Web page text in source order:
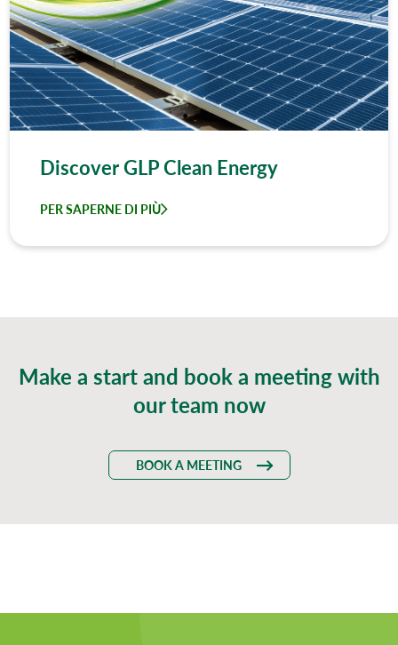
Discover GLP Clean Energy
PER SAPERNE DI PIÙ
Make a start and book a meeting with
our team now
BOOK A MEETING